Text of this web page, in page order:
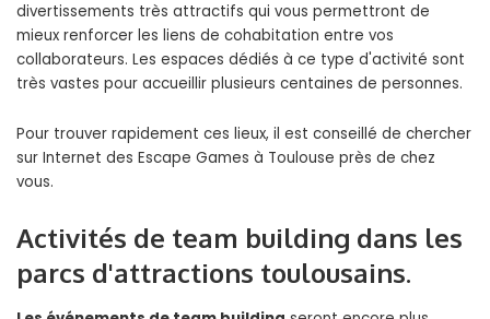
divertissements très attractifs qui vous permettront de
mieux renforcer les liens de cohabitation entre vos
collaborateurs. Les espaces dédiés à ce type d'activité sont
très vastes pour accueillir plusieurs centaines de personnes.
Pour trouver rapidement ces lieux, il est conseillé de chercher
sur Internet des Escape Games à Toulouse près de chez
vous.
Activités de team building dans les
parcs d'attractions toulousains.